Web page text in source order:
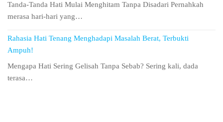
Tanda-Tanda Hati Mulai Menghitam Tanpa Disadari Pernahkah
merasa hari-hari yang…
Rahasia Hati Tenang Menghadapi Masalah Berat, Terbukti
Ampuh!
Mengapa Hati Sering Gelisah Tanpa Sebab? Sering kali, dada
terasa…